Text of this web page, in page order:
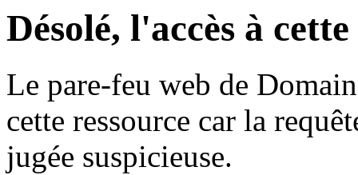
Désolé, l'accès à
Le pare-feu web de
cette ressource car la
jugée suspicieuse.